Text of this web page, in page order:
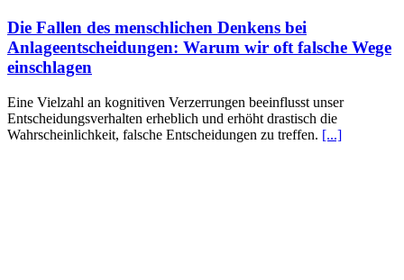
Die Fallen des menschlichen Denkens bei
Anlageentscheidungen: Warum wir oft falsche Wege
einschlagen
Eine Vielzahl an kognitiven Verzerrungen beeinflusst unser
Entscheidungsverhalten erheblich und erhöht drastisch die
Wahrscheinlichkeit, falsche Entscheidungen zu treffen. [...]